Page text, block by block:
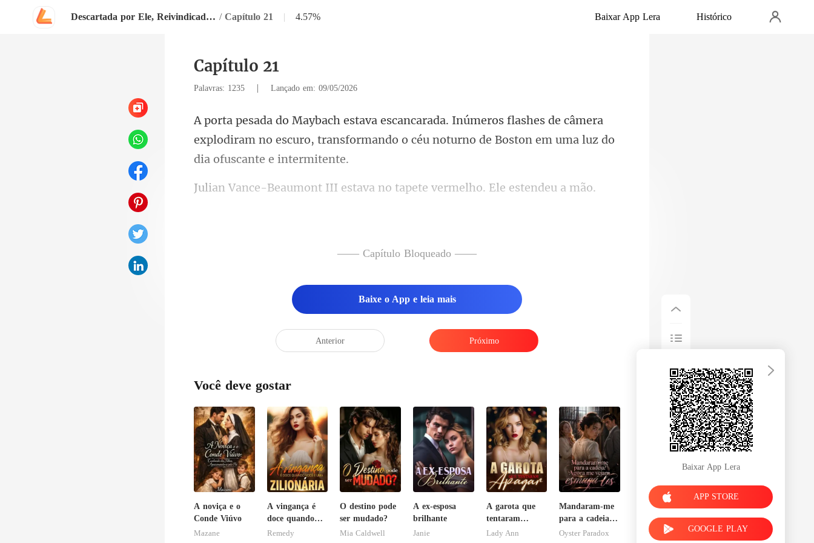
Descartada por Ele, Reivindicada pelo Bilionário / Capítulo 21 | 4.57% Baixar App Lera Histórico
Capítulo 21
Palavras: 1235 | Lançado em: 09/05/2026
shes de câmera
explodiram no escuro, transformando o céu n
I estava no tapete verme
—— Capítulo Bloqueado ——
Baixe o App e leia mais
Anterior Próximo
Você deve gostar
A noviça e o
Conde Viúvo
Mazane
A vingança é
doce quando
você é uma
Remedy
O destino pode
ser mudado?
Mia Caldwell
A ex-esposa
brilhante
Janie
A garota que
tentaram
apagar
Lady Ann
Mandaram-me
para a cadeia?
Agora me
Oyster Paradox
Baixar App Lera
APP STORE
GOOGLE PLAY